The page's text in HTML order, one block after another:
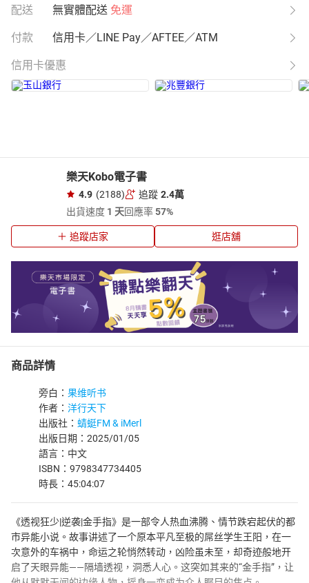
配送 無實體配送 免運
付款 信用卡／LINE Pay／AFTEE／ATM
信用卡優惠
樂天Kobo電子書
4.9 (2188) 追蹤 2.4萬
出貨速度 1 天回應率57%
追蹤店家 逛店舖
商品詳情
旁白： 果维听书
作者： 洋行天下
出版社： 蜻蜓FM & iMerl
出版日期：2025/01/05
語言：中文
ISBN：9798347734405
時長：45:04:07
《透视狂少|逆袭|金手指》是一部令人热血沸腾、情节跌宕起伏的都
市异能小说。故事讲述了一个原本平凡至极的屌丝学生王阳，在一
次意外的车祸中，命运之轮悄然转动，凶险虽未至，却奇迹般地开
启了天眼异能——隔墙透视，洞悉人心。这突如其来的“金手指”，让